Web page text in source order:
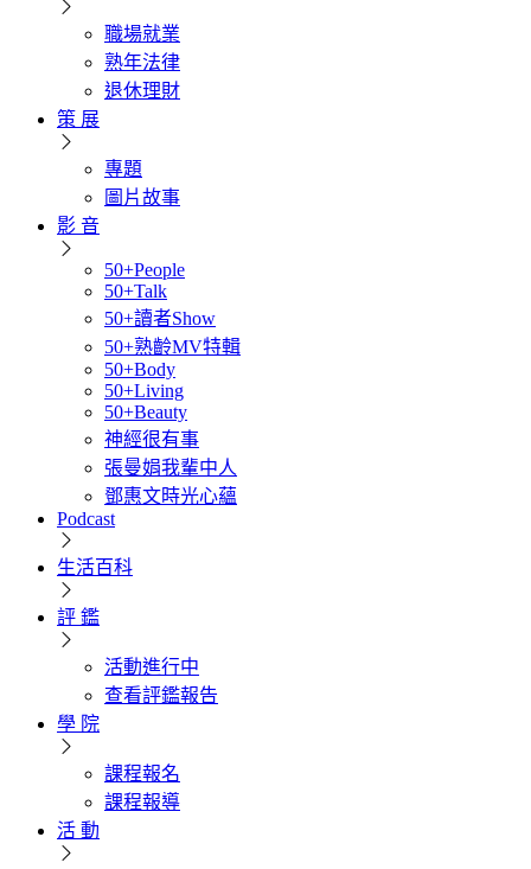
職場就業
熟年法律
退休理財
策 展
專題
圖片故事
影 音
50+People
50+Talk
50+讀者Show
50+熟齡MV特輯
50+Body
50+Living
50+Beauty
神經很有事
張曼娟我輩中人
鄧惠文時光心蘊
Podcast
生活百科
評 鑑
活動進行中
查看評鑑報告
學 院
課程報名
課程報導
活 動